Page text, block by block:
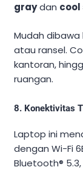
graydan cool
Mudah
atau ransel.
kantoran,
ruangan.
8. Konektivitas
Laptop ini
dengan Wi-Fi
Bluetooth®